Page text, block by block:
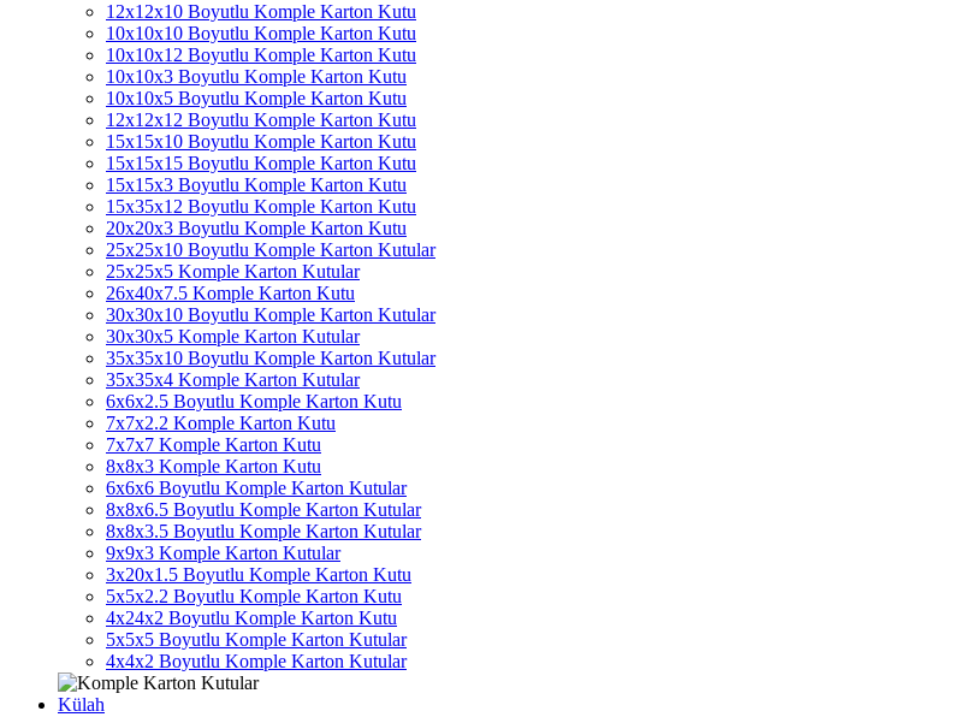
12x12x10 Boyutlu Komple Karton Kutu
10x10x10 Boyutlu Komple Karton Kutu
10x10x12 Boyutlu Komple Karton Kutu
10x10x3 Boyutlu Komple Karton Kutu
10x10x5 Boyutlu Komple Karton Kutu
12x12x12 Boyutlu Komple Karton Kutu
15x15x10 Boyutlu Komple Karton Kutu
15x15x15 Boyutlu Komple Karton Kutu
15x15x3 Boyutlu Komple Karton Kutu
15x35x12 Boyutlu Komple Karton Kutu
20x20x3 Boyutlu Komple Karton Kutu
25x25x10 Boyutlu Komple Karton Kutular
25x25x5 Komple Karton Kutular
26x40x7.5 Komple Karton Kutu
30x30x10 Boyutlu Komple Karton Kutular
30x30x5 Komple Karton Kutular
35x35x10 Boyutlu Komple Karton Kutular
35x35x4 Komple Karton Kutular
6x6x2.5 Boyutlu Komple Karton Kutu
7x7x2.2 Komple Karton Kutu
7x7x7 Komple Karton Kutu
8x8x3 Komple Karton Kutu
6x6x6 Boyutlu Komple Karton Kutular
8x8x6.5 Boyutlu Komple Karton Kutular
8x8x3.5 Boyutlu Komple Karton Kutular
9x9x3 Komple Karton Kutular
3x20x1.5 Boyutlu Komple Karton Kutu
5x5x2.2 Boyutlu Komple Karton Kutu
4x24x2 Boyutlu Komple Karton Kutu
5x5x5 Boyutlu Komple Karton Kutular
4x4x2 Boyutlu Komple Karton Kutular
Külah